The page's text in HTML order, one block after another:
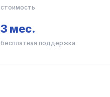
стоимость
3 мес.
бесплатная поддержка